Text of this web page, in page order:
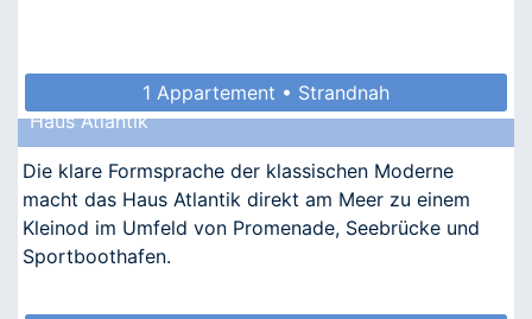
1 Appartement • Strandnah
Haus Atlantik
Die klare Formsprache der klassischen Moderne
macht das Haus Atlantik direkt am Meer zu einem
Kleinod im Umfeld von Promenade, Seebrücke und
Sportboothafen.